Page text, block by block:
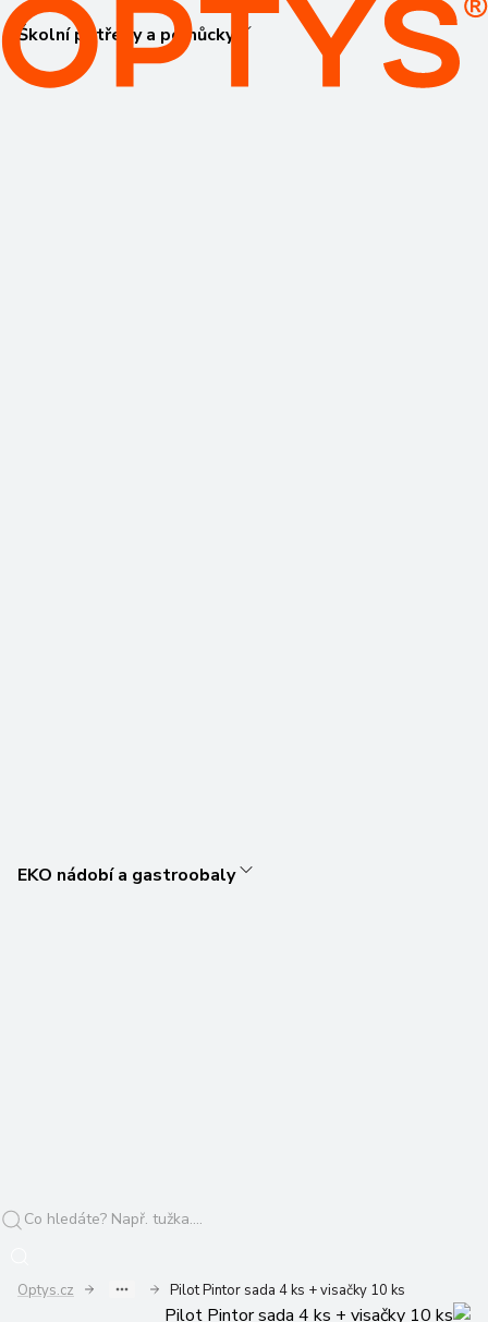
Školní potřeby a pomůcky
EKO nádobí a gastroobaly
Optys.cz Pilot Pintor sada 4 ks + visačky 10 ks